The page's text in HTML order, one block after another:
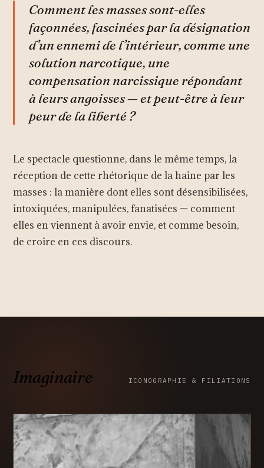
Comment les masses sont-elles
façonnées, fascinées par la désignation
d’un ennemi de l’intérieur, comme une
solution narcotique, une
compensation narcissique répondant
à leurs angoisses — et peut-être à leur
peur de la liberté ?
Le spectacle questionne, dans le même temps, la
réception de cette rhétorique de la haine par les
masses : la manière dont elles sont désensibilisées,
intoxiquées, manipulées, fanatisées — comment
elles en viennent à avoir envie, et comme besoin,
de croire en ces discours.
Imaginaire ICONOGRAPHIE & FILIATIONS